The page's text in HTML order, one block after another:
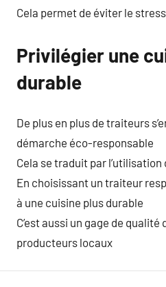
Cela permet de éviter le
Privilégier une
durable
De plus en plus de traiteurs
démarche éco-responsable
Cela se traduit par
En choisissant un traiteur
à une cuisine plus durable
C’est aussi un gage de qualité
producteurs locaux